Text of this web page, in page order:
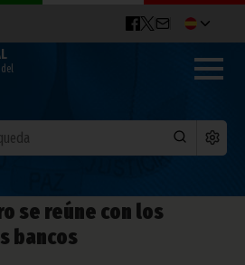
se reúne con los
bancos